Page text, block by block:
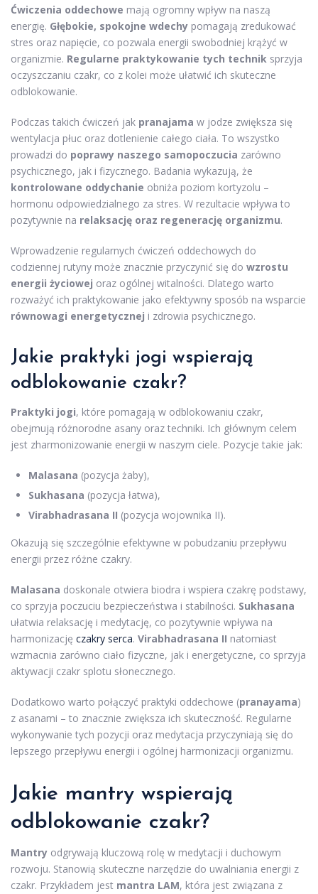
Ćwiczenia oddechowe mają ogromny wpływ na naszą
energię. Głębokie, spokojne wdechy pomagają zredukować
stres oraz napięcie, co pozwala energii swobodniej krążyć w
organizmie. Regularne praktykowanie tych technik sprzyja
oczyszczaniu czakr, co z kolei może ułatwić ich skuteczne
odblokowanie.
Podczas takich ćwiczeń jak pranajama w jodze zwiększa się
wentylacja płuc oraz dotlenienie całego ciała. To wszystko
prowadzi do poprawy naszego samopoczucia zarówno
psychicznego, jak i fizycznego. Badania wykazują, że
kontrolowane oddychanie obniża poziom kortyzolu –
hormonu odpowiedzialnego za stres. W rezultacie wpływa to
pozytywnie na relaksację oraz regenerację organizmu.
Wprowadzenie regularnych ćwiczeń oddechowych do
codziennej rutyny może znacznie przyczynić się do wzrostu
energii życiowej oraz ogólnej witalności. Dlatego warto
rozważyć ich praktykowanie jako efektywny sposób na wsparcie
równowagi energetycznej i zdrowia psychicznego.
Jakie praktyki jogi wspierają
odblokowanie czakr?
Praktyki jogi, które pomagają w odblokowaniu czakr,
obejmują różnorodne asany oraz techniki. Ich głównym celem
jest zharmonizowanie energii w naszym ciele. Pozycje takie jak:
Malasana (pozycja żaby),
Sukhasana (pozycja łatwa),
Virabhadrasana II (pozycja wojownika II).
Okazują się szczególnie efektywne w pobudzaniu przepływu
energii przez różne czakry.
Malasana doskonale otwiera biodra i wspiera czakrę podstawy,
co sprzyja poczuciu bezpieczeństwa i stabilności. Sukhasana
ułatwia relaksację i medytację, co pozytywnie wpływa na
harmonizację czakry serca. Virabhadrasana II natomiast
wzmacnia zarówno ciało fizyczne, jak i energetyczne, co sprzyja
aktywacji czakr splotu słonecznego.
Dodatkowo warto połączyć praktyki oddechowe (pranayama)
z asanami – to znacznie zwiększa ich skuteczność. Regularne
wykonywanie tych pozycji oraz medytacja przyczyniają się do
lepszego przepływu energii i ogólnej harmonizacji organizmu.
Jakie mantry wspierają
odblokowanie czakr?
Mantry odgrywają kluczową rolę w medytacji i duchowym
rozwoju. Stanowią skuteczne narzędzie do uwalniania energii z
czakr. Przykładem jest mantra LAM, która jest związana z